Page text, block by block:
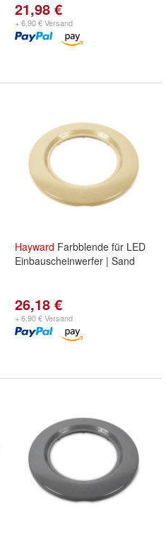
21,98 €
+ 6,90 € Versand
Hayward Farbblende für LED
Einbauscheinwerfer | Sand
26,18 €
+ 6,90 € Versand